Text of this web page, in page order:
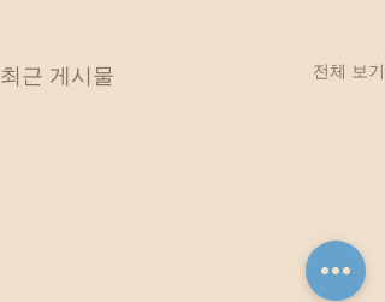
최근 게시물 전체 보기